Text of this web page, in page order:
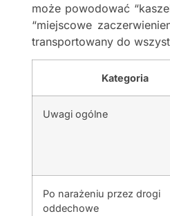
może powodować
“miejscowe
transportowany do
Kategoria
Uwagi ogólne
Po narażeniu przez drogi
oddechowe